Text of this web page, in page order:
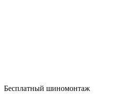
Бесплатный шиномонтаж